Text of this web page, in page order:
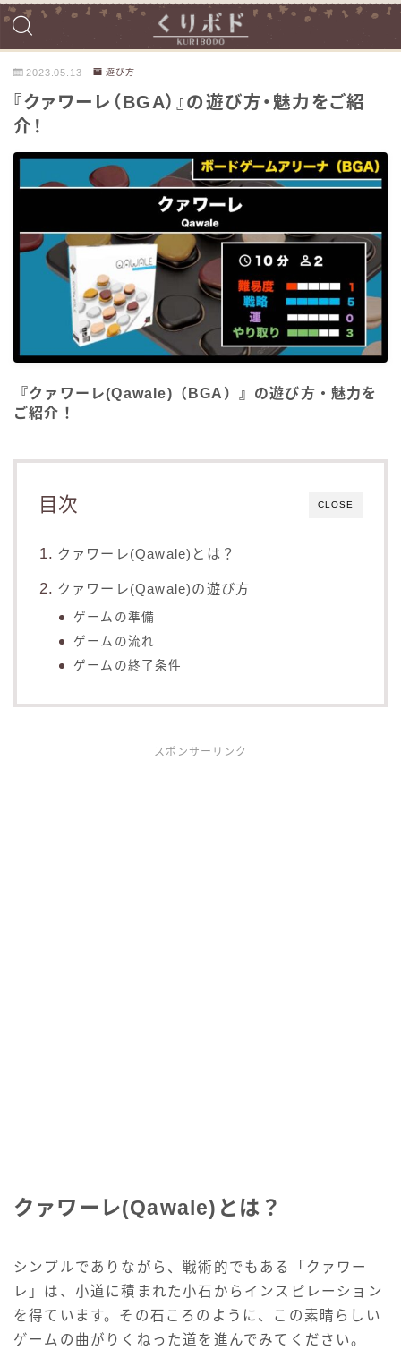
2023.05.13 遊び方
『クァワーレ（BGA）』の遊び方・魅力をご紹
介！
『クァワーレ(Qawale)（BGA）』の遊び方・魅力を
ご紹介！
CLOSE
目次
クァワーレ(Qawale)とは？
クァワーレ(Qawale)の遊び方
ゲームの準備
ゲームの流れ
ゲームの終了条件
スポンサーリンク
クァワーレ(Qawale)とは？
シンプルでありながら、戦術的でもある「クァワー
レ」は、小道に積まれた小石からインスピレーション
を得ています。その石ころのように、この素晴らしい
ゲームの曲がりくねった道を進んでみてください。